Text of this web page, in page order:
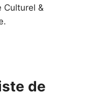
Culturel &
de